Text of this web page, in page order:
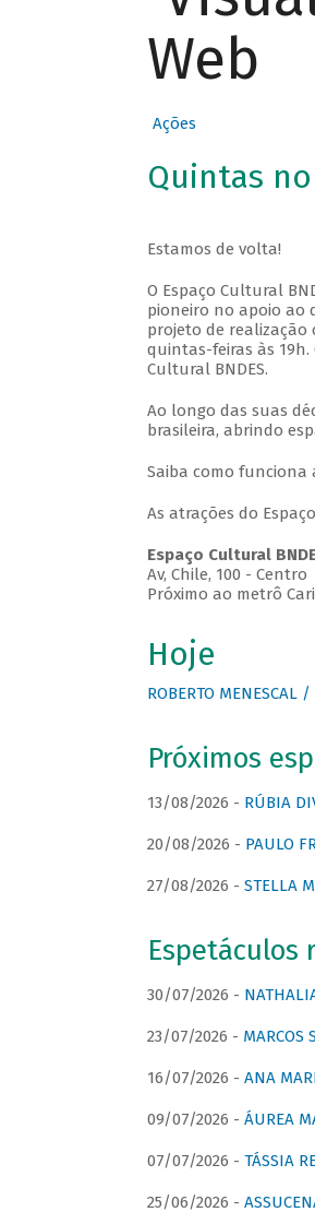
Web
Ações
Quintas no
Estamos de volta!
O Espaço Cultural
pioneiro no apoio ao
projeto de realização
quintas-feiras às 19h.
Cultural BNDES.
Ao longo das suas
brasileira, abrindo
Saiba como funciona
As atrações do
Espaço Cultural
Av, Chile, 100 - Centro
Próximo ao metrô
Hoje
ROBERTO
Próximos
13/08/2026 - RÚBIA
20/08/2026 - PAULO
27/08/2026 - STELLA
Espetáculos
30/07/2026 -
23/07/2026 - MARCOS
16/07/2026 - ANA
09/07/2026 - ÁUREA
07/07/2026 - TÁSSIA
25/06/2026 -